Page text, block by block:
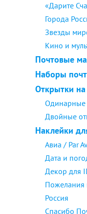
«Дарите
Города
Звезды
Кино и
Почтовые
Наборы
Открытки
Одинарные
Двойные
Наклейки
Авиа / Par
Дата и
Декор для
Пожелания
Россия
Спасибо